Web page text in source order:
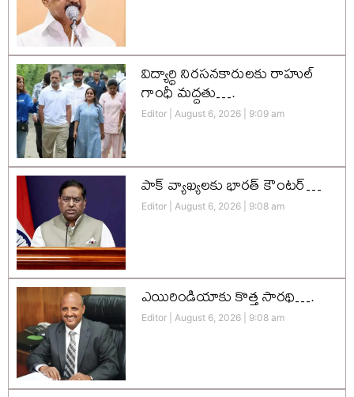
విద్యార్థి నిరసనకారులకు రాహుల్
గాంధీ మద్దతు….
Editor August 6, 2026 9:09 am
పాక్ వ్యాఖ్యలకు భారత్ కౌంటర్…
Editor August 6, 2026 9:08 am
ఎయిరిండియాకు కొత్త సారథి….
Editor August 6, 2026 9:08 am